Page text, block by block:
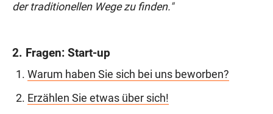
der traditionellen Wege zu finden."
2. Fragen: Start-up
Warum haben Sie sich bei uns beworben?
Erzählen Sie etwas über sich!